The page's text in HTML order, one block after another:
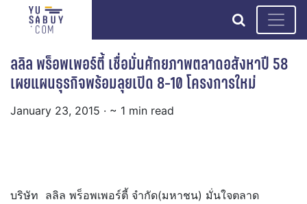
search
ลลิล พร็อพเพอร์ตี้ เชื่อมั่นศักยภาพตลาดอสังหาปี 58
เผยแผนธุรกิจพร้อมลุยเปิด 8-10 โครงการใหม่
January 23, 2015 · ~ 1 min read
บริษัท ลลิล พร็อพเพอร์ตี้ จำกัด(มหาชน) มั่นใจตลาด